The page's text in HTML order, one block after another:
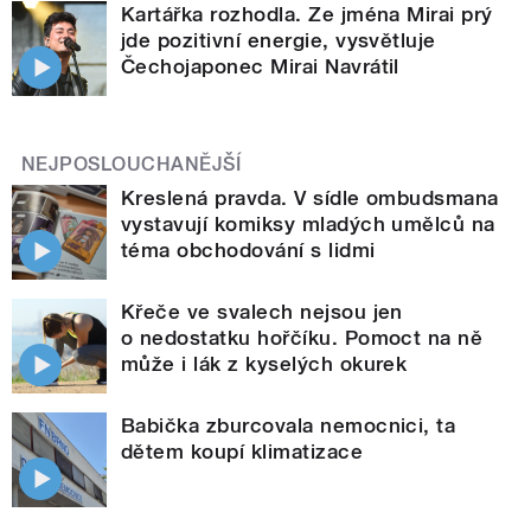
Kartářka rozhodla. Ze jména Mirai prý
jde pozitivní energie, vysvětluje
Čechojaponec Mirai Navrátil
NEJPOSLOUCHANĚJŠÍ
Kreslená pravda. V sídle ombudsmana
vystavují komiksy mladých umělců na
téma obchodování s lidmi
Křeče ve svalech nejsou jen
o nedostatku hořčíku. Pomoct na ně
může i lák z kyselých okurek
Babička zburcovala nemocnici, ta
dětem koupí klimatizace